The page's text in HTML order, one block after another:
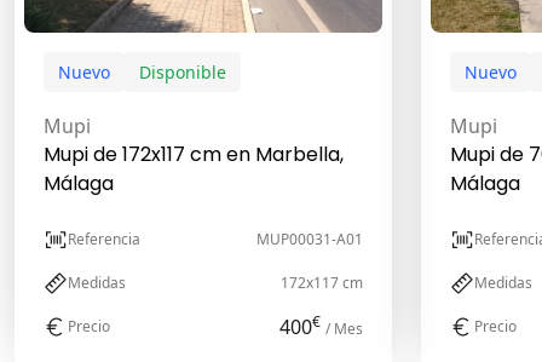
Nuevo Disponible
Mupi
Mupi de 172x117 cm en Marbella,
Málaga
Referencia MUP00031-A01
Medidas 172x117 cm
Precio 400€ / Mes
Nuevo
Mupi
Mupi de
Málaga
Medidas
Precio